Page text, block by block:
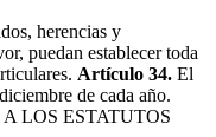
herencias y
puedan establecer toda
Artículo 34. El
de cada año.
LOS ESTATUTOS